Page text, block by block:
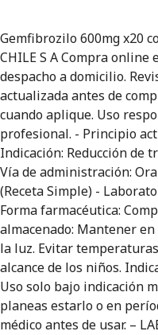
Gemfibrozilo 600mg x20
CHILE S A Compra online
despacho a domicilio.
actualizada antes de
cuando aplique. Uso
profesional. - Principio
Indicación: Reducción de
Vía de administración:
(Receta Simple) -
Forma farmacéutica:
almacenado: Mantener
la luz. Evitar
alcance de los niños.
Uso solo bajo indicación
planeas estarlo o en
médico antes de usar. –